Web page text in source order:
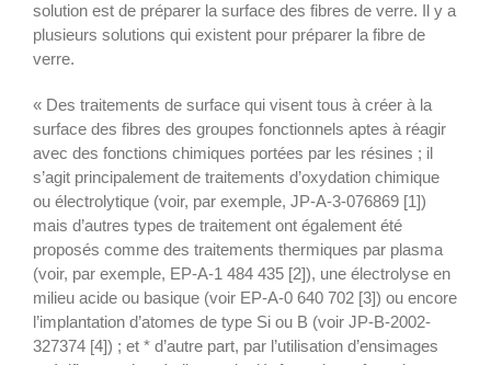
solution est de préparer la surface des fibres de verre. Il y a
plusieurs solutions qui existent pour préparer la fibre de
verre.
« Des traitements de surface qui visent tous à créer à la
surface des fibres des groupes fonctionnels aptes à réagir
avec des fonctions chimiques portées par les résines ; il
s’agit principalement de traitements d’oxydation chimique
ou électrolytique (voir, par exemple, JP-A-3-076869 [1])
mais d’autres types de traitement ont également été
proposés comme des traitements thermiques par plasma
(voir, par exemple, EP-A-1 484 435 [2]), une électrolyse en
milieu acide ou basique (voir EP-A-0 640 702 [3]) ou encore
l’implantation d’atomes de type Si ou B (voir JP-B-2002-
327374 [4]) ; et * d’autre part, par l’utilisation d’ensimages